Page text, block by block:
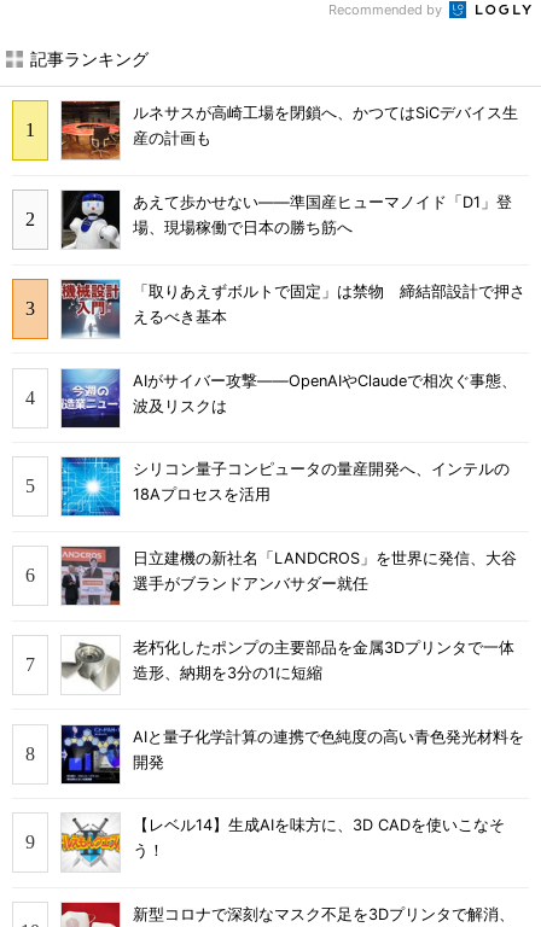
Recommended by
記事ランキング
ルネサスが高崎工場を閉鎖へ、かつてはSiCデバイス生
産の計画も
あえて歩かせない――準国産ヒューマノイド「D1」登
場、現場稼働で日本の勝ち筋へ
「取りあえずボルトで固定」は禁物 締結部設計で押さ
えるべき基本
AIがサイバー攻撃――OpenAIやClaudeで相次ぐ事態、
波及リスクは
シリコン量子コンピュータの量産開発へ、インテルの
18Aプロセスを活用
日立建機の新社名「LANDCROS」を世界に発信、大谷
選手がブランドアンバサダー就任
老朽化したポンプの主要部品を金属3Dプリンタで一体
造形、納期を3分の1に短縮
AIと量子化学計算の連携で色純度の高い青色発光材料を
開発
【レベル14】生成AIを味方に、3D CADを使いこなそ
う！
新型コロナで深刻なマスク不足を3Dプリンタで解消、